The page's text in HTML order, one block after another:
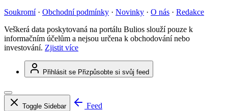
Soukromí · Obchodní podmínky · Novinky · O nás · Redakce
Veškerá data poskytovaná na portálu Bulios slouží pouze k
informačním účelům a nejsou určena k obchodování nebo
investování. Zjistit více
Přihlásit se Přizpůsobte si svůj feed
Toggle Sidebar
Feed